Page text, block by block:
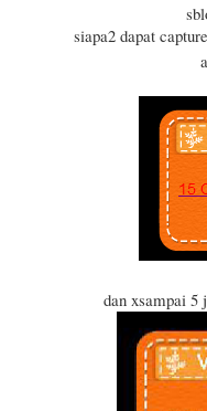
siapa2 dapat
dan xsampai 5